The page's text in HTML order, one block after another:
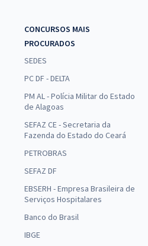
CONCURSOS MAIS
PROCURADOS
SEDES
PC DF - DELTA
PM AL - Polícia Militar do Estado
de Alagoas
SEFAZ CE - Secretaria da
Fazenda do Estado do Ceará
PETROBRAS
SEFAZ DF
EBSERH - Empresa Brasileira de
Serviços Hospitalares
Banco do Brasil
IBGE